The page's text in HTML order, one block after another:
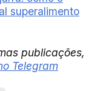
superalimento
publicações,
Telegram